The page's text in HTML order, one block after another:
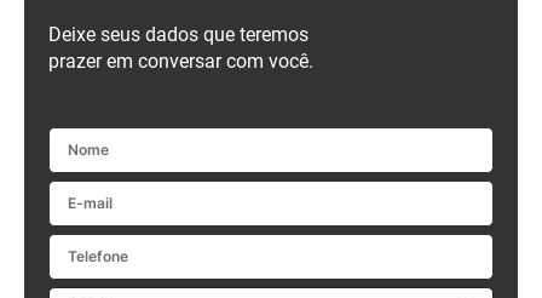
Deixe seus dados que teremos
prazer em conversar com você.
Nome
E-mail
Telefone